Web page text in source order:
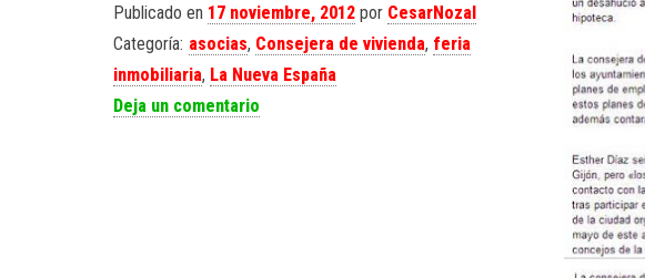
Publicado en 17 noviembre, 2012 por CesarNozal
Categoría: asocias, Consejera de vivienda, feria
inmobiliaria, La Nueva España
Deja un comentario